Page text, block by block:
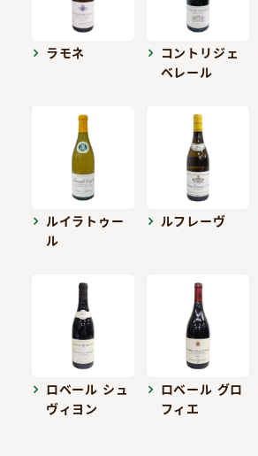
ラモネ
コントリジェ
ベレール
ルイラトゥー
ル
ルフレーヴ
ロベール シュ
ヴィヨン
ロベール グロ
フィエ